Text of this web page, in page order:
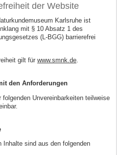
der Website
Karlsruhe ist
mit § 10 Absatz 1 des
(L-BGG) barrierefrei
gilt für www.smnk.de.
den Anforderungen
Unvereinbarkeiten teilweise
Inhalte sind aus den folgenden